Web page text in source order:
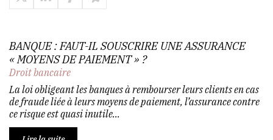
BANQUE : FAUT-IL SOUSCRIRE UNE ASSURANCE
« MOYENS DE PAIEMENT » ?
Droit bancaire
La loi obligeant les banques à rembourser leurs clients en cas
de fraude liée à leurs moyens de paiement, l’assurance contre
ce risque est quasi inutile...